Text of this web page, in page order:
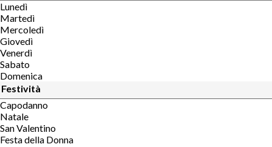
Lunedì
Martedì
Mercoledì
Giovedì
Venerdì
Sabato
Domenica
Festività
Capodanno
Natale
San Valentino
Festa della Donna